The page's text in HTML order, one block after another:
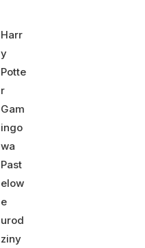
Harr
y
Potte
r
Gam
ingo
wa
Past
elow
e
urod
ziny